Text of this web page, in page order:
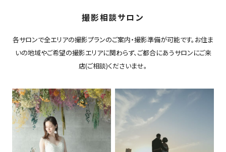
撮影相談サロン
各サロンで全エリアの撮影プランのご案内・撮影準備が可能です。お住ま
いの地域やご希望の撮影エリアに関わらず、ご都合にあうサロンにご来
店(ご相談)くださいませ。